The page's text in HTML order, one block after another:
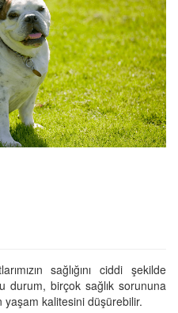
sağlığını ciddi şekilde
durum, birçok sağlık sorununa
yaşam kalitesini düşürebilir.